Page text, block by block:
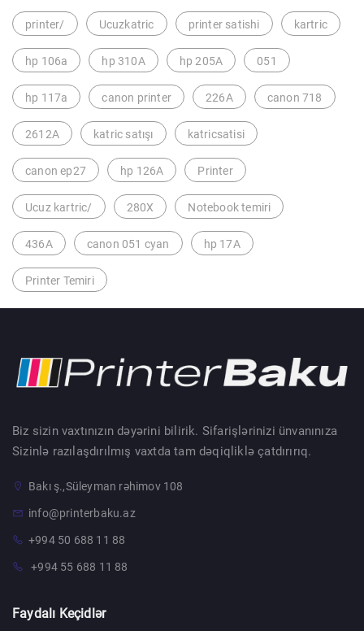
printer/ Ucuzkatric printer satishi kartric
hp 106a hp 310A hp 205A 051
hp 117a canon printer 226A canon 718
2612A katric satışı katricsatisi
canon ep27 hp 126A Printer
Ucuz kartric/ 280X Notebook temiri
436A canon 051 cyan hp 17A
Printer Temiri
Biz sizin vaxtınızın dəyərini bilirik. Sifarişlərinizi ünvanınıza
Sizinlə razılaşdırılmış vaxtda tam dəqiqliklə çatdırırıq.
Bakı ş.,Süleyman rəhimov 108
info@printerbaku.az
+994 50 688 11 88
+994 55 688 11 88
Faydalı Keçidlər